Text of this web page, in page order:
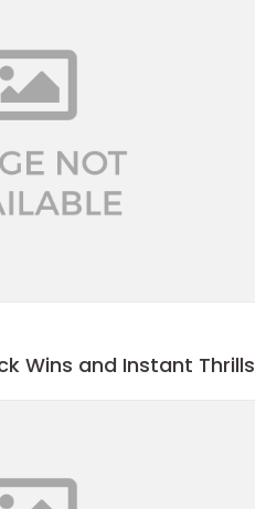
Wins and Instant Thrills